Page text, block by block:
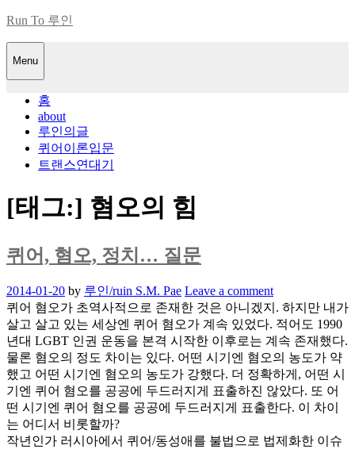
Skip
content
Run To 루인
Menu
홈
about
루인의글
퀴어이론입문
트랜스연대기
[태그:] 혐오의 힘
퀴어, 혐오, 정치… 질문
Posted
on
2014-01-20 by 루인/ruin S.M. Pae Leave a comment
퀴어 혐오가 초역사적으로 존재한 것은 아니겠지. 하지만 내가
살고 살고 있는 세상엔 퀴어 혐오가 계속 있었다. 적어도 1990
년대 LGBT 인권 운동을 본격 시작한 이후로는 계속 존재했다.
물론 혐오의 정도 차이는 있다. 어떤 시기엔 혐오의 농도가 약
했고 어떤 시기엔 혐오의 농도가 강했다. 더 정확하게, 어떤 시
기엔 퀴어 혐오를 공공에 두드러지게 표출하진 않았다. 또 어
떤 시기엔 퀴어 혐오를 공공에 두드러지게 표출한다. 이 차이
는 어디서 비롯할까?
작년인가 러시아에서 퀴어/동성애를 불법으로 법제화한 이슈